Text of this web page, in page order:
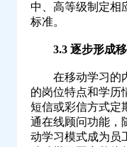
中、高等级制定相
标准。
3.3 逐步形成
在移动学习的内
的岗位特点和学历
短信或彩信方式定
通在线顾问功能，
动学习模式成为员